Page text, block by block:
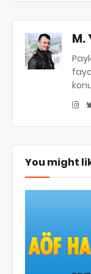
M.
You might